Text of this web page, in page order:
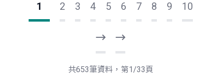
1 2 3 4 5 6 7 8 9 10
一
頁
後
一
共653筆資料，第1/33頁